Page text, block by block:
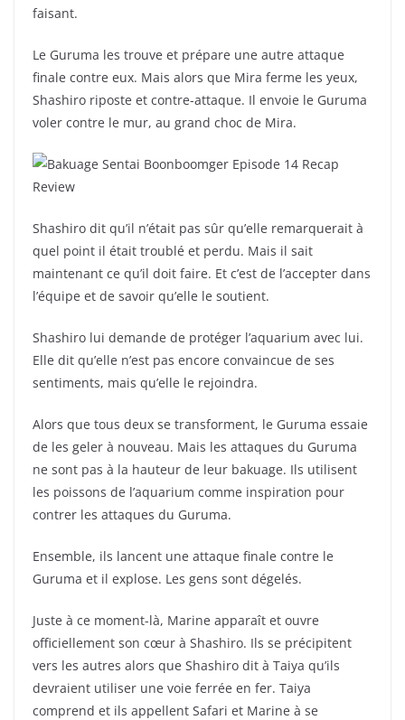
faisant.
Le Guruma les trouve et prépare une autre attaque
finale contre eux. Mais alors que Mira ferme les yeux,
Shashiro riposte et contre-attaque. Il envoie le Guruma
voler contre le mur, au grand choc de Mira.
Shashiro dit qu’il n’était pas sûr qu’elle remarquerait à
quel point il était troublé et perdu. Mais il sait
maintenant ce qu’il doit faire. Et c’est de l’accepter dans
l’équipe et de savoir qu’elle le soutient.
Shashiro lui demande de protéger l’aquarium avec lui.
Elle dit qu’elle n’est pas encore convaincue de ses
sentiments, mais qu’elle le rejoindra.
Alors que tous deux se transforment, le Guruma essaie
de les geler à nouveau. Mais les attaques du Guruma
ne sont pas à la hauteur de leur bakuage. Ils utilisent
les poissons de l’aquarium comme inspiration pour
contrer les attaques du Guruma.
Ensemble, ils lancent une attaque finale contre le
Guruma et il explose. Les gens sont dégelés.
Juste à ce moment-là, Marine apparaît et ouvre
officiellement son cœur à Shashiro. Ils se précipitent
vers les autres alors que Shashiro dit à Taiya qu’ils
devraient utiliser une voie ferrée en fer. Taiya
comprend et ils appellent Safari et Marine à se